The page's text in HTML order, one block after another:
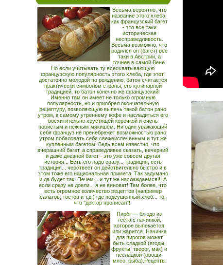
Весьма вероятно, что
название этого хлеба,
как французский багет
- это все таки
историческая
несправедливость.
Весьма возможно, что
родился он (багет) все
таки в Австрии, а
точнее в самой Вене.
Но если учитывать ту всеохватывающую
французскую популярность этого хлеба, где этот,
достаточно молодой по рождению, батон считается
практически символом страны, его кулинарной
традицией, то батон конечно же французский!
Именно там он имеет не только огромную
популярность, но и приобрел окончательную
рецептуру, позволяющую выпечь такой батон рано
утром, к самому утреннему кофе и насладиться его
восхитительно хрустящей корочкой и очень
пористым и нежным мякишем. Ни один уважающий
себя француз не пренебрежет возможностью рано
утром побаловать себя свежеиспеченным и тут же
купленным багетом. Ведь всем известно, что
вчерашний багет, а справедливее сказать, вечерний
и даже дневной багет - это уже совсем другая
история... Есть его надо сразу... традиция, есть
традиция... черствеет он действительно быстро и в
этом тоже его национальная примета. Так задумано
и да будет так! Печем... и тут же наслаждаемся!!! А
если сразу не доели... я не виноват! Тем более, что
есть огромное количество рецептов (например
салатов, тостов и т.д.) где подсушенный хлеб... то,
что "доктор прописал"!.
Пиро́г — блюдо из
теста с начинкой,
которое выпекается
или жарится. Начинка
для пирогов может
быть сладкой (ягоды,
фрукты, творог, мак) и
несладкой (овощи,
мясо, рыба).Рецепты